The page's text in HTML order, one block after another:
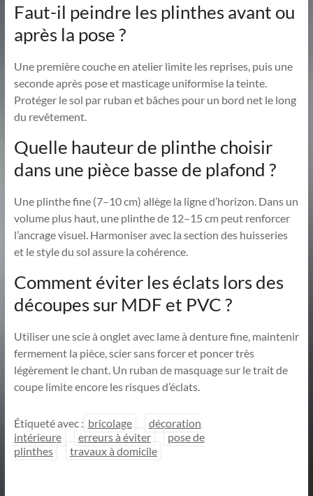
Faut-il peindre les plinthes avant ou
après la pose ?
Une première couche en atelier limite les reprises, puis une
seconde après pose et masticage uniformise la teinte.
Protéger le sol par ruban et bâches pour un bord net le long
du revêtement.
Quelle hauteur de plinthe choisir
dans une pièce basse de plafond ?
Une plinthe fine (7–10 cm) allège la ligne d’horizon. Dans un
volume plus haut, une plinthe de 12–15 cm peut renforcer
l’ancrage visuel. Harmoniser avec la section des huisseries
et le style du sol assure la cohérence.
Comment éviter les éclats lors des
découpes sur MDF et PVC ?
Utiliser une scie à onglet avec lame à denture fine, maintenir
fermement la pièce, scier sans forcer et poncer très
légèrement le chant. Un ruban de masquage sur le trait de
coupe limite encore les risques d’éclats.
Étiqueté avec : bricolage
décoration
intérieure
erreurs à éviter
pose de
plinthes
travaux à domicile